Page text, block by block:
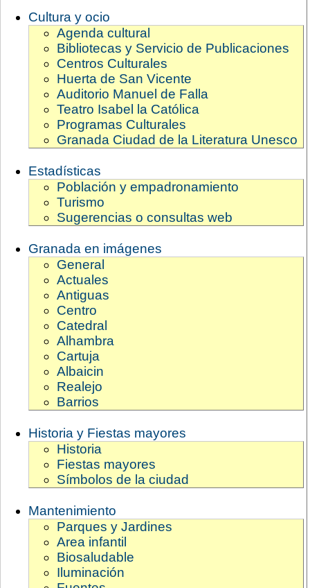
Cultura y ocio
Agenda cultural
Bibliotecas y Servicio de Publicaciones
Centros Culturales
Huerta de San Vicente
Auditorio Manuel de Falla
Teatro Isabel la Católica
Programas Culturales
Granada Ciudad de la Literatura Unesco
Estadísticas
Población y empadronamiento
Turismo
Sugerencias o consultas web
Granada en imágenes
General
Actuales
Antiguas
Centro
Catedral
Alhambra
Cartuja
Albaicin
Realejo
Barrios
Historia y Fiestas mayores
Historia
Fiestas mayores
Símbolos de la ciudad
Mantenimiento
Parques y Jardines
Area infantil
Biosaludable
Iluminación